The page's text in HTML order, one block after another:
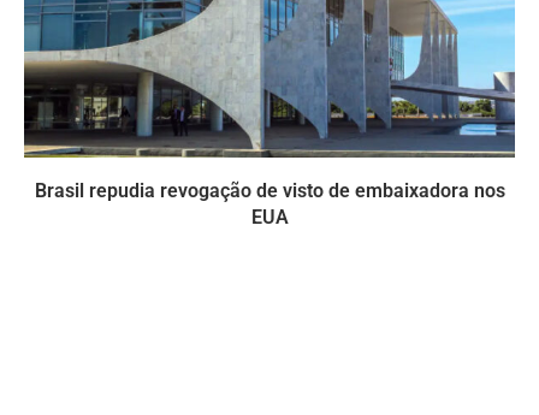
Brasil repudia revogação de visto de embaixadora nos
EUA